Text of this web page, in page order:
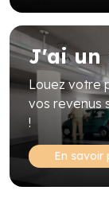
J'ai un
Louez votre
vos revenus
!
En savoir